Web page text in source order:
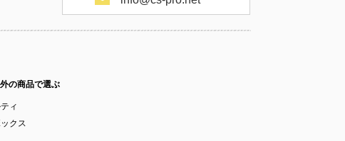
の商品で選ぶ
ィ
クス